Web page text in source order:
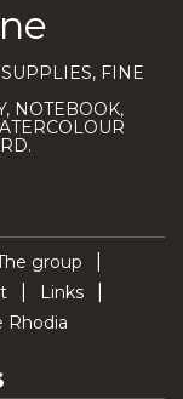
FINE
NOTEBOOK,
group
Links
Rhodia